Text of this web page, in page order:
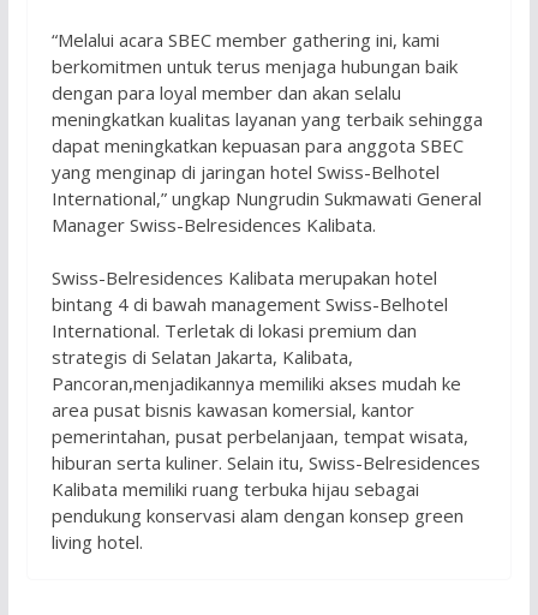
“Melalui acara SBEC member gathering ini, kami
berkomitmen untuk terus menjaga hubungan baik
dengan para loyal member dan akan selalu
meningkatkan kualitas layanan yang terbaik sehingga
dapat meningkatkan kepuasan para anggota SBEC
yang menginap di jaringan hotel Swiss-Belhotel
International,” ungkap Nungrudin Sukmawati General
Manager Swiss-Belresidences Kalibata.
Swiss-Belresidences Kalibata merupakan hotel
bintang 4 di bawah management Swiss-Belhotel
International. Terletak di lokasi premium dan
strategis di Selatan Jakarta, Kalibata,
Pancoran,menjadikannya memiliki akses mudah ke
area pusat bisnis kawasan komersial, kantor
pemerintahan, pusat perbelanjaan, tempat wisata,
hiburan serta kuliner. Selain itu, Swiss-Belresidences
Kalibata memiliki ruang terbuka hijau sebagai
pendukung konservasi alam dengan konsep green
living hotel.